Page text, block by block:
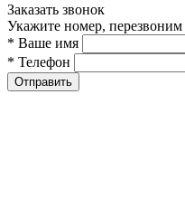
Заказать звонок
Укажите номер,
* Ваше имя
* Телефон
Отправить